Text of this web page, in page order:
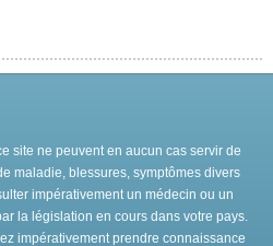
site ne peuvent en aucun cas servir de
maladie, blessures, symptômes divers
impérativement un médecin ou un
la législation en cours dans votre pays.
impérativement prendre connaissance